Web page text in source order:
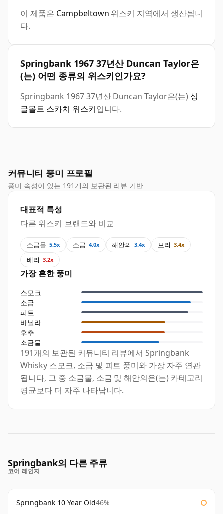
이 제품은 Campbeltown 위스키 지역에서 생산됩니
다.
Springbank 1967 37년산 Duncan Taylor은
(는) 어떤 종류의 위스키인가요?
Springbank 1967 37년산 Duncan Taylor은(는) 싱
글몰트 스카치 위스키입니다.
커뮤니티 풍미 프로필
풍미 속성이 있는 191개의 보관된 리뷰 기반
대표적 특성
다른 위스키 브랜드와 비교
소금물 5.5x 소금 4.0x 해안의 3.4x 보리 3.4x
베리 3.2x
가장 흔한 풍미
스모크
소금
피트
바닐라
후추
소금물
191개의 보관된 커뮤니티 리뷰에서 Springbank
Whisky 스모크, 소금 및 피트 풍미와 가장 자주 연관
됩니다, 그 중 소금물, 소금 및 해안의은(는) 카테고리
평균보다 더 자주 나타납니다.
Springbank의 다른 주류
코어 레인지
Springbank 10 Year Old46%